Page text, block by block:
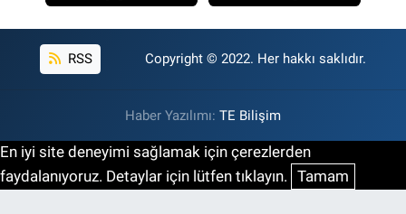
RSS Copyright © 2022. Her hakkı saklıdır.
Haber Yazılımı: TE Bilişim
En iyi site deneyimi sağlamak için çerezlerden
faydalanıyoruz. Detaylar için lütfen tıklayın. Tamam